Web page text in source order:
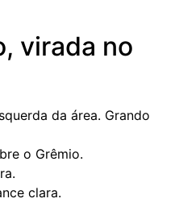
virada no
da área. Grando
o Grêmio.
clara.